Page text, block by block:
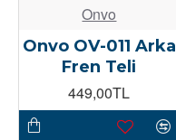
Onvo
Onvo OV-011 Arka
Fren Teli
449,00TL